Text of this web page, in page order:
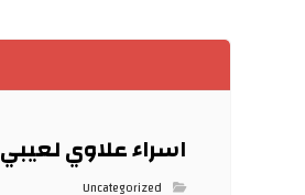
اسراء علاوي لعيبي
Uncategorized